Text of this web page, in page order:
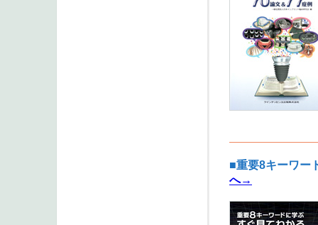
■重要8キーワー
へ→